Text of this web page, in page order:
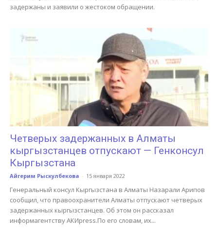
задержаны и заявили о жестоком обращении.
Четверых задержанных в Алматы
кыргызстанцев отпускают — Генконсул
Кыргызстана
Айгерим Рыскулбекова - 15 января 2022
Генеральный консул Кыргызстана в Алматы Назарали Арипов
сообщил, что правоохранители Алматы отпускают четверых
задержанных кыргызстанцев. Об этом он рассказал
информагентству АКИpress.По его словам, их...